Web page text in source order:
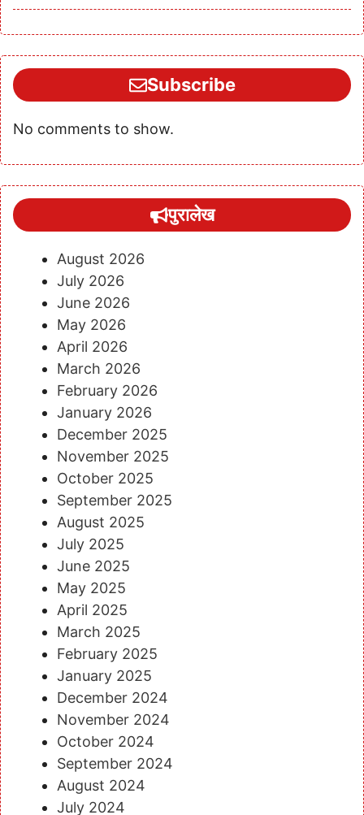
Subscribe
No comments to show.
पुरालेख
August 2026
July 2026
June 2026
May 2026
April 2026
March 2026
February 2026
January 2026
December 2025
November 2025
October 2025
September 2025
August 2025
July 2025
June 2025
May 2025
April 2025
March 2025
February 2025
January 2025
December 2024
November 2024
October 2024
September 2024
August 2024
July 2024